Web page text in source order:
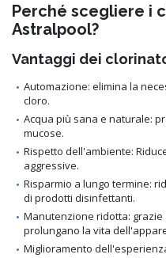
Perché scegliere i
Astralpool?
Vantaggi dei
Automazione: elimina la
cloro.
Acqua più sana e naturale:
mucose.
Rispetto dell'ambiente:
aggressive.
Risparmio a lungo termine:
di prodotti disinfettanti.
Manutenzione ridotta:
prolungano la vita
Miglioramento